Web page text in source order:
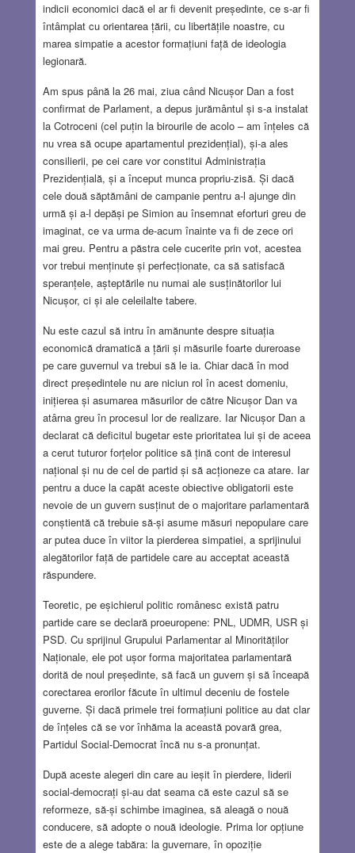
indicii economici dacă el ar fi devenit președinte, ce s-ar fi
întâmplat cu orientarea țării, cu libertățile noastre, cu
marea simpatie a acestor formațiuni față de ideologia
legionară.
Am spus până la 26 mai, ziua când Nicușor Dan a fost
confirmat de Parlament, a depus jurământul și s-a instalat
la Cotroceni (cel puțin la birourile de acolo – am înțeles că
nu vrea să ocupe apartamentul prezidențial), și-a ales
consilierii, pe cei care vor constitui Administrația
Prezidențială, și a început munca propriu-zisă. Și dacă
cele două săptămâni de campanie pentru a-l ajunge din
urmă și a-l depăși pe Simion au însemnat eforturi greu de
imaginat, ce va urma de-acum înainte va fi de zece ori
mai greu. Pentru a păstra cele cucerite prin vot, acestea
vor trebui menținute și perfecționate, ca să satisfacă
speranțele, așteptările nu numai ale susținătorilor lui
Nicușor, ci și ale celeilalte tabere.
Nu este cazul să intru în amănunte despre situația
economică dramatică a țării și măsurile foarte dureroase
pe care guvernul va trebui să le ia. Chiar dacă în mod
direct președintele nu are niciun rol în acest domeniu,
inițierea și asumarea măsurilor de către Nicușor Dan va
atârna greu în procesul lor de realizare. Iar Nicușor Dan a
declarat că deficitul bugetar este prioritatea lui și de aceea
a cerut tuturor forțelor politice să țină cont de interesul
național și nu de cel de partid și să acționeze ca atare. Iar
pentru a duce la capăt aceste obiective obligatorii este
nevoie de un guvern susținut de o majoritare parlamentară
conștientă că trebuie să-și asume măsuri nepopulare care
ar putea duce în viitor la pierderea simpatiei, a sprijinului
alegătorilor față de partidele care au acceptat această
răspundere.
Teoretic, pe eșichierul politic românesc există patru
partide care se declară proeuropene: PNL, UDMR, USR și
PSD. Cu sprijinul Grupului Parlamentar al Minorităților
Naționale, ele pot ușor forma majoritatea parlamentară
dorită de noul președinte, să facă un guvern și să înceapă
corectarea erorilor făcute în ultimul deceniu de fostele
guverne. Și dacă primele trei formațiuni politice au dat clar
de înțeles că se vor înhăma la această povară grea,
Partidul Social-Democrat încă nu s-a pronunțat.
După aceste alegeri din care au ieșit în pierdere, liderii
social-democrați și-au dat seama că este cazul să se
reformeze, să-și schimbe imaginea, să aleagă o nouă
conducere, să adopte o nouă ideologie. Prima lor opțiune
este de a alege tabăra: la guvernare, în opoziție